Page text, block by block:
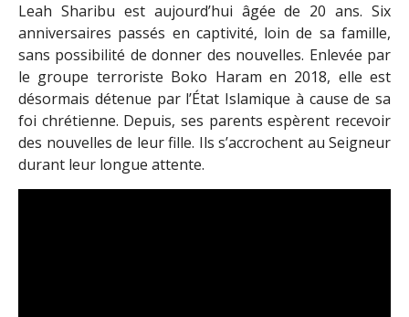
Leah Sharibu est aujourd’hui âgée de 20 ans. Six
anniversaires passés en captivité, loin de sa famille,
sans possibilité de donner des nouvelles. Enlevée par
le groupe terroriste Boko Haram en 2018, elle est
désormais détenue par l’État Islamique à cause de sa
foi chrétienne. Depuis, ses parents espèrent recevoir
des nouvelles de leur fille. Ils s’accrochent au Seigneur
durant leur longue attente.